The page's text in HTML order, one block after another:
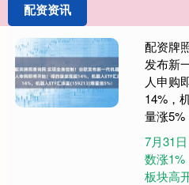
配资资讯
配资牌
发布新
人申购
14%，
量涨5%
7月31
数涨1%
板块高